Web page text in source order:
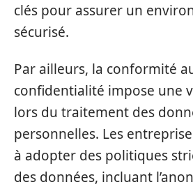
clés pour assurer un
sécurisé.
Par ailleurs, la conformité
confidentialité impose une
lors du traitement des
personnelles. Les
à adopter des politiques
des données, incluant